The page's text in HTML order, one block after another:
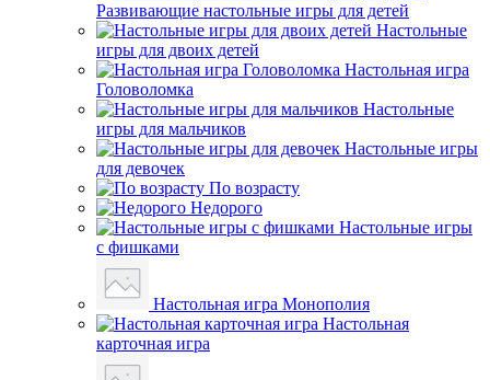
Развивающие настольные игры для детей
Настольные
игры для двоих детей
Настольная игра
Головоломка
Настольные
игры для мальчиков
Настольные игры
для девочек
По возрасту
Недорого
Настольные игры
с фишками
Настольная игра Монополия
Настольная
карточная игра